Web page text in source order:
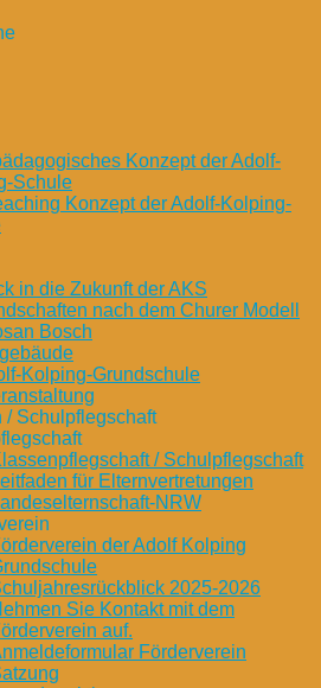
Konzept der Adolf-
Schule
Konzept der Adolf-Kolping-
in die Zukunft der AKS
nach dem Churer Modell
Bosch
Kolping-Grundschule
/ Schulpflegschaft
/ Schulpflegschaft
für Elternvertretungen
NRW
der Adolf Kolping
2025-2026
Sie Kontakt mit dem
auf.
Förderverein